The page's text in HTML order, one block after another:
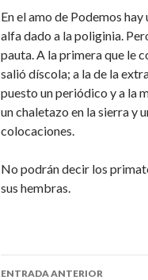
En el amo de Podemos
alfa dado a la poliginia.
pauta. A la primera que le
salió díscola; a la de la
puesto un periódico y a la
un chaletazo en la sierra y
colocaciones.
No podrán decir los
sus hembras.
ENTRADA ANTERIOR